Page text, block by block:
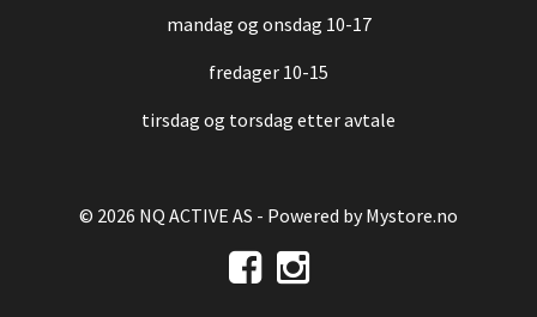
mandag og onsdag 10-17
fredager 10-15
tirsdag og torsdag etter avtale
© 2026 NQ ACTIVE AS - Powered byMystore.no